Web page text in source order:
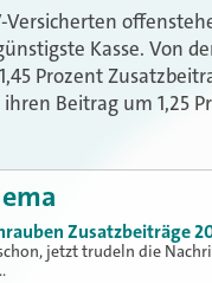
Versicherten
Kasse. Von
Prozent
ihren Beitrag um 1,25
Zusatzbeiträge
jetzt trudeln die